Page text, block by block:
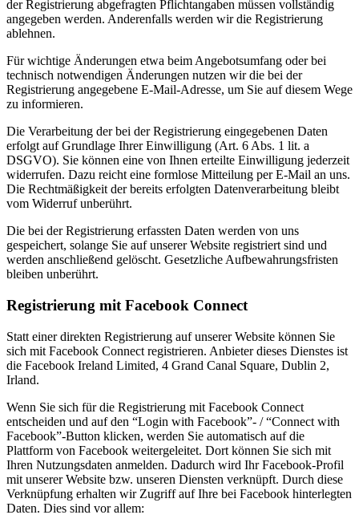
der Registrierung abgefragten Pflichtangaben müssen vollständig
angegeben werden. Anderenfalls werden wir die Registrierung
ablehnen.
Für wichtige Änderungen etwa beim Angebotsumfang oder bei
technisch notwendigen Änderungen nutzen wir die bei der
Registrierung angegebene E-Mail-Adresse, um Sie auf diesem Wege
zu informieren.
Die Verarbeitung der bei der Registrierung eingegebenen Daten
erfolgt auf Grundlage Ihrer Einwilligung (Art. 6 Abs. 1 lit. a
DSGVO). Sie können eine von Ihnen erteilte Einwilligung jederzeit
widerrufen. Dazu reicht eine formlose Mitteilung per E-Mail an uns.
Die Rechtmäßigkeit der bereits erfolgten Datenverarbeitung bleibt
vom Widerruf unberührt.
Die bei der Registrierung erfassten Daten werden von uns
gespeichert, solange Sie auf unserer Website registriert sind und
werden anschließend gelöscht. Gesetzliche Aufbewahrungsfristen
bleiben unberührt.
Registrierung mit Facebook Connect
Statt einer direkten Registrierung auf unserer Website können Sie
sich mit Facebook Connect registrieren. Anbieter dieses Dienstes ist
die Facebook Ireland Limited, 4 Grand Canal Square, Dublin 2,
Irland.
Wenn Sie sich für die Registrierung mit Facebook Connect
entscheiden und auf den “Login with Facebook”- / “Connect with
Facebook”-Button klicken, werden Sie automatisch auf die
Plattform von Facebook weitergeleitet. Dort können Sie sich mit
Ihren Nutzungsdaten anmelden. Dadurch wird Ihr Facebook-Profil
mit unserer Website bzw. unseren Diensten verknüpft. Durch diese
Verknüpfung erhalten wir Zugriff auf Ihre bei Facebook hinterlegten
Daten. Dies sind vor allem: